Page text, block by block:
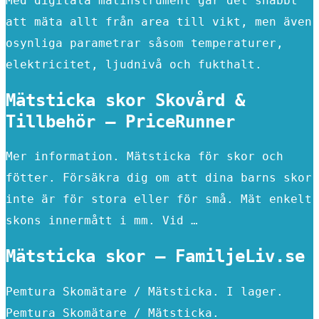
att mäta allt från area till vikt, men även
osynliga parametrar såsom temperaturer,
elektricitet, ljudnivå och fukthalt.
Mätsticka skor Skovård &
Tillbehör – PriceRunner
Mer information. Mätsticka för skor och
fötter. Försäkra dig om att dina barns skor
inte är för stora eller för små. Mät enkelt
skons innermått i mm. Vid …
Mätsticka skor – FamiljeLiv.se
Pemtura Skomätare / Mätsticka. I lager.
Pemtura Skomätare / Mätsticka.